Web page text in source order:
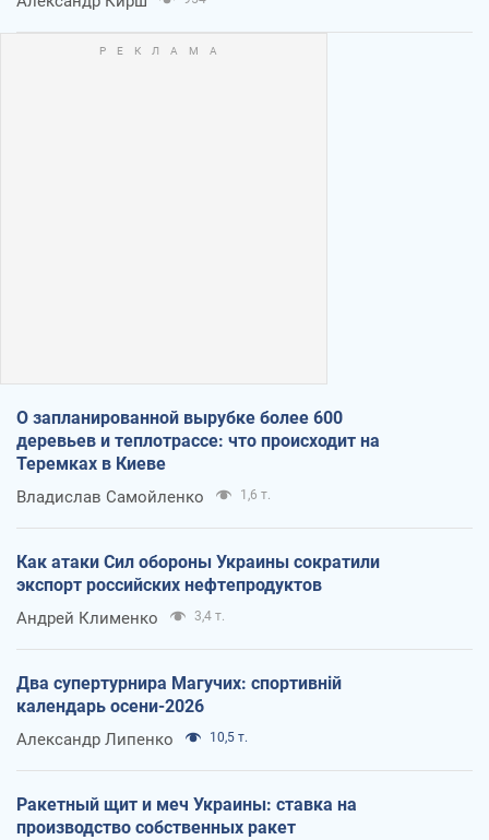
О запланированной вырубке более 600
деревьев и теплотрассе: что происходит на
Теремках в Киеве
Владислав Самойленко 1,6 т.
Как атаки Сил обороны Украины сократили
экспорт российских нефтепродуктов
Андрей Клименко 3,4 т.
Два супертурнира Магучих: спортивній
календарь осени-2026
Александр Липенко 10,5 т.
Ракетный щит и меч Украины: ставка на
производство собственных ракет